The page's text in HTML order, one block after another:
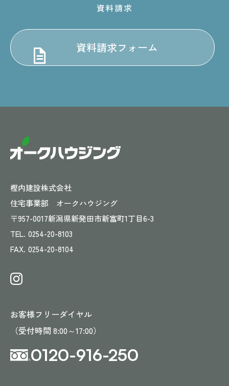
資料請求
資料請求フォーム
樫内建設株式会社
住宅事業部 オークハウジング
〒957-0017新潟県新発田市新富町1丁目6-3
TEL. 0254-20-8103
FAX. 0254-20-8104
お客様フリーダイヤル
（受付時間 8:00～17:00）
0120-916-250